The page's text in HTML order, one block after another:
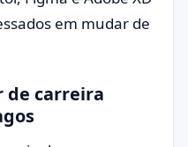
em mudar de
de carreira